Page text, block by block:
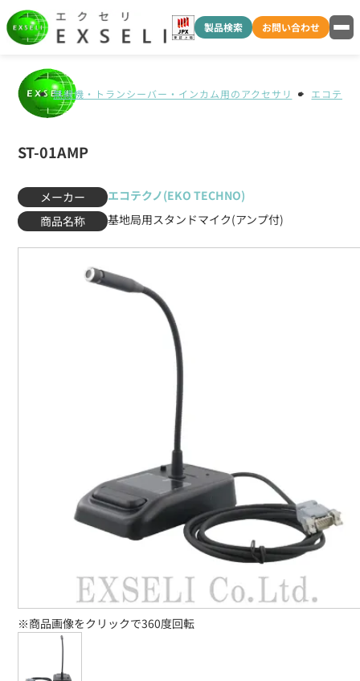
製品検索 お問い合わせ
無線機・トランシーバー・インカム用のアクセサリ エコテク
ST-01AMP
メーカー
エコテクノ(EKO TECHNO)
商品名称
基地局用スタンドマイク(アンプ付)
※商品画像をクリックで360度回転